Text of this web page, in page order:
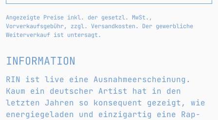
Angezeigte Preise inkl. der gesetzl. MwSt.,
Vorverkaufsgebühr, zzgl. Versandkosten. Der gewerbliche
Weiterverkauf ist untersagt.
INFORMATION
RIN ist live eine Ausnahmeerscheinung.
Kaum ein deutscher Artist hat in den
letzten Jahren so konsequent gezeigt, wie
energiegeladen und einzigartig eine Rap-